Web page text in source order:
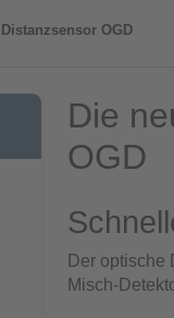
Distanzsensor OGD
Die
OGD
Der optische
Misch-